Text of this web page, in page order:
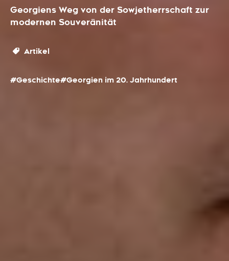
Georgiens Weg von der Sowjetherrschaft zur
modernen Souveränität
Artikel
#Geschichte#Georgien im 20. Jahrhundert